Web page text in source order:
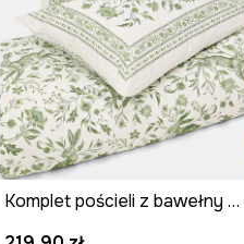
Komplet pościeli z bawełny perkalowej